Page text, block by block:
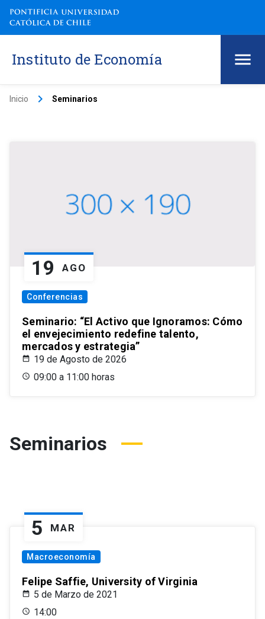
Instituto de Economía
Inicio keyboard_arrow_right Seminarios
19 AGO
Conferencias
Seminario: “El Activo que Ignoramos: Cómo
el envejecimiento redefine talento,
mercados y estrategia”
19 de Agosto de 2026
09:00 a 11:00 horas
Seminarios
5 MAR
Macroeconomía
Felipe Saffie, University of Virginia
5 de Marzo de 2021
14:00